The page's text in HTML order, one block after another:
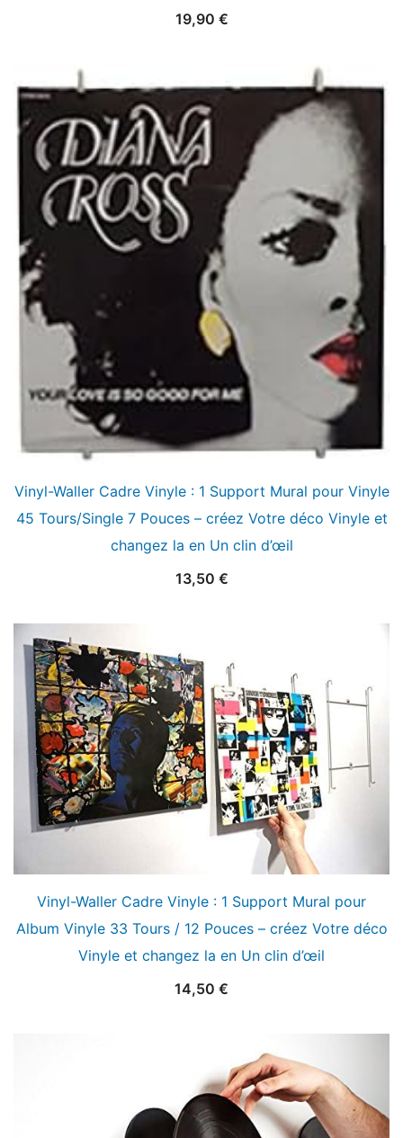
19,90 €
Vinyl-Waller Cadre Vinyle : 1 Support Mural pour Vinyle
45 Tours/Single 7 Pouces – créez Votre déco Vinyle et
changez la en Un clin d’œil
13,50 €
Vinyl-Waller Cadre Vinyle : 1 Support Mural pour
Album Vinyle 33 Tours / 12 Pouces – créez Votre déco
Vinyle et changez la en Un clin d’œil
14,50 €